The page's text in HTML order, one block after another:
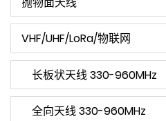
VHF/UHF/LoRa/物联网
长板状天线 330-960MHz
全向天线 330-960MHz